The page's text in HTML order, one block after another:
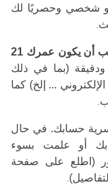
شخصي وحصريًا لك
.
يجب أن يكون عمرك 21
(بما في ذلك
... إلخ) كما
.
حسابك. في حال
أو علمت بسوء
(اطلع على صفحة
.